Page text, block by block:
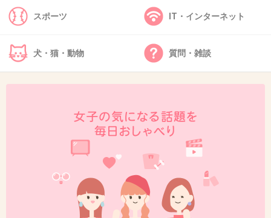
37. 匿名
YOUも掘られてみたい？
+25 -51
どうやら社長は女の女性器を憎悪しているらし
いからな。なんのトラウマかは知らないけど
+79
スポーツ IT・インターネット
犬・猫・動物 質問・雑談